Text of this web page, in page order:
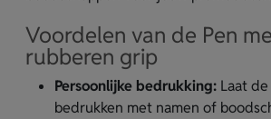
Voordelen van de Pen
rubberen grip
Persoonlijke bedrukking: Laat
bedrukken met namen of